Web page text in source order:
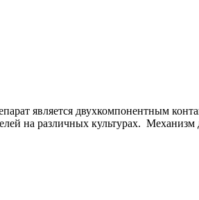
является двухкомпонентным
на различных культурах.